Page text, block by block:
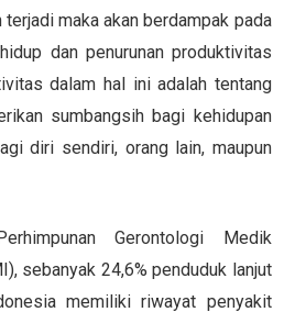
maka akan berdampak pada
dan penurunan produktivitas
dalam hal ini adalah tentang
sumbangsih bagi kehidupan
diri sendiri, orang lain, maupun
Gerontologi Medik
sebanyak 24,6% penduduk lanjut
memiliki riwayat penyakit